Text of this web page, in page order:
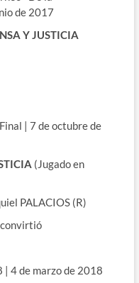
de 2017
Y JUSTICIA
| 7 de octubre de
(Jugado en
PALACIOS (R)
convirtió
| 4 de marzo de 2018